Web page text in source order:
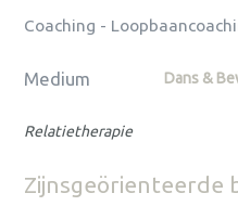
Coaching -
Medium Dans &
Relatietherapie
Zijnsgeörienteerde